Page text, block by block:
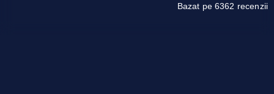
Bazat pe 6362 recenzii